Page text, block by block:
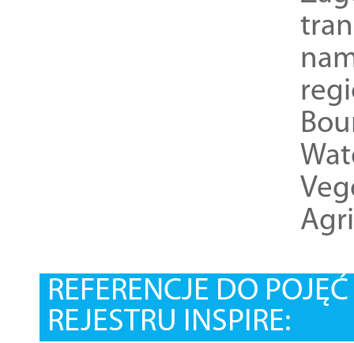
REFERENCJE DO
REJESTRU INSPIRE: